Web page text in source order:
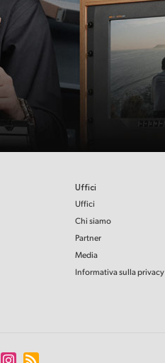
Uffici
Uffici
Chi siamo
Partner
Media
Informativa sulla privacy